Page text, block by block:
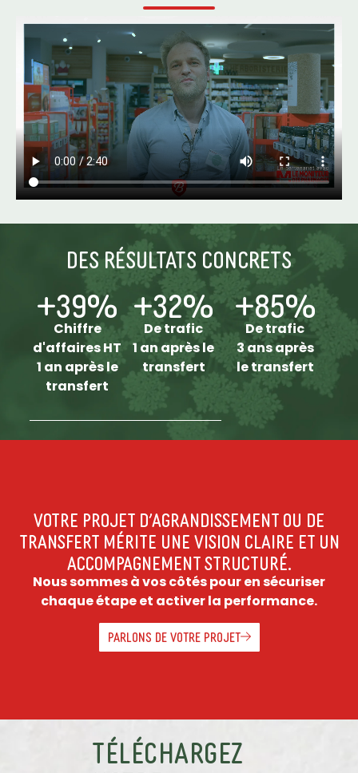
DES résultats concrets
Chiffre
d'affaires HT
1 an après le
transfert
+39%
De trafic
1 an après le
transfert
+32%
De trafic
3 ans après
le transfert
+85%
VOTRE PROJET D’AGRANDISSEMENT OU DE
TRANSFERT MÉRITE UNE VISION CLAIRE ET UN
ACCOMPAGNEMENT STRUCTURÉ.
Nous sommes à vos côtés pour en sécuriser
chaque étape et activer la performance.
PARLONS DE VOTRE PROJET
TÉLÉCHARGEZ